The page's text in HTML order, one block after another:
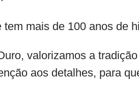
tem mais de 100 anos de
valorizamos a
aos detalhes, para